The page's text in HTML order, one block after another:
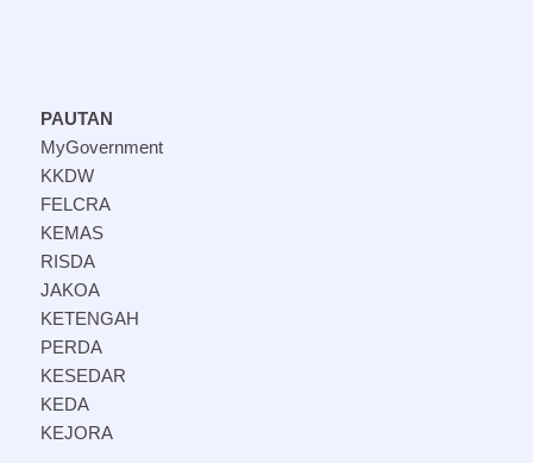
PAUTAN
MyGovernment
KKDW
FELCRA
KEMAS
RISDA
JAKOA
KETENGAH
PERDA
KESEDAR
KEDA
KEJORA